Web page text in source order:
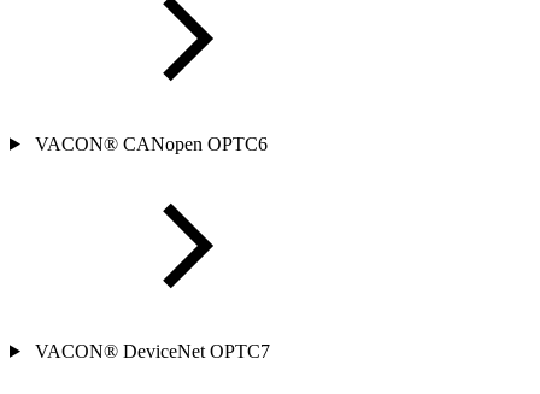
VACON® CANopen OPTC6
VACON® DeviceNet OPTC7